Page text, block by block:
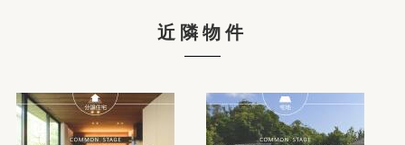
近隣物件